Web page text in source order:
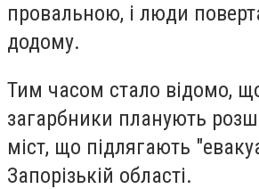
провальною, і люди
додому.
Тим часом стало відомо,
загарбники планують
міст, що підлягають
Запорізькій області.